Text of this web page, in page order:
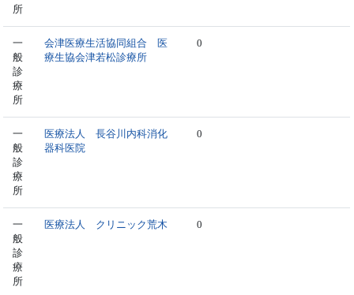
所
一
般
診
療
所
会津医療生活協同組合 医
療生協会津若松診療所
0
一
般
診
療
所
医療法人 長谷川内科消化
器科医院
0
一
般
診
療
所
医療法人 クリニック荒木 0